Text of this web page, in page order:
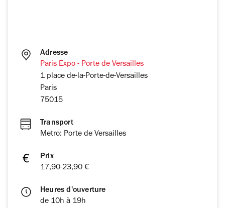
Adresse
Paris Expo - Porte de Versailles
1 place de-la-Porte-de-Versailles
Paris
75015
Transport
Metro: Porte de Versailles
Prix
17,90-23,90 €
Heures d'ouverture
de 10h à 19h